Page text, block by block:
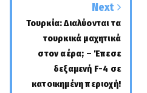
Next
Τουρκία: Διαλύονται τα
τουρκικά μαχητικά
στον αέρα; – Έπεσε
δεξαμενή F-4 σε
κατοικημένη περιοχή!